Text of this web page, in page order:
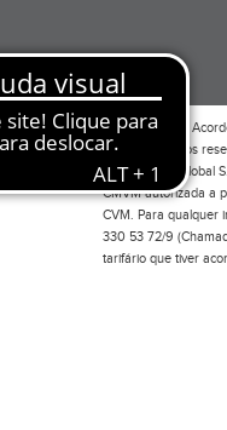
Por favor leia o
Todos os direitos
Investimento Global
CMVM autorizada a
CVM. Para qualquer
330 53 72/9
tarifário que tiver